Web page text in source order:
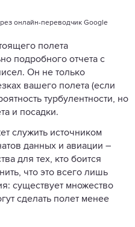
онлайн-переводчик Google
полета
подробного отчета с
Он не только
вашего полета (если
турбулентности, но
и посадки.
служить источником
данных и авиации –
для тех, кто боится
что это всего лишь
существует множество
сделать полет менее